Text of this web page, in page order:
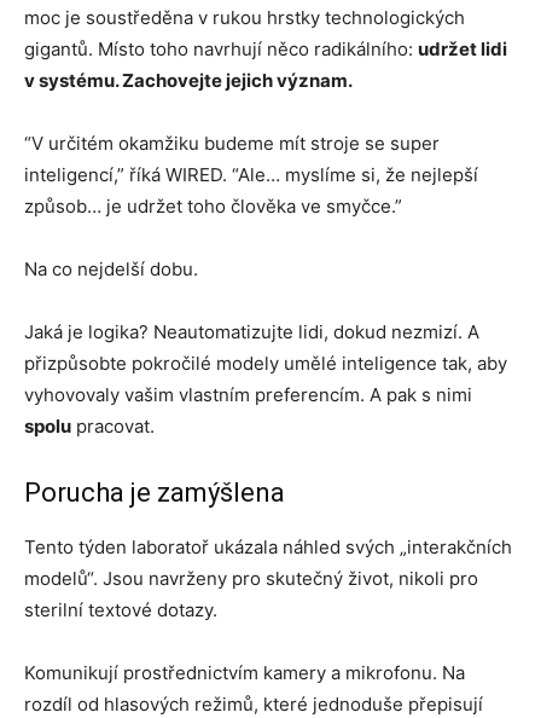
moc je soustředěna v rukou hrstky technologických
gigantů. Místo toho navrhují něco radikálního: udržet lidi
v systému. Zachovejte jejich význam.
“V určitém okamžiku budeme mít stroje se super
inteligencí,” říká WIRED. “Ale… myslíme si, že nejlepší
způsob… je udržet toho člověka ve smyčce.”
Na co nejdelší dobu.
Jaká je logika? Neautomatizujte lidi, dokud nezmizí. A
přizpůsobte pokročilé modely umělé inteligence tak, aby
vyhovovaly vašim vlastním preferencím. A pak s nimi
spolu pracovat.
Porucha je zamýšlena
Tento týden laboratoř ukázala náhled svých „interakčních
modelů“. Jsou navrženy pro skutečný život, nikoli pro
sterilní textové dotazy.
Komunikují prostřednictvím kamery a mikrofonu. Na
rozdíl od hlasových režimů, které jednoduše přepisují